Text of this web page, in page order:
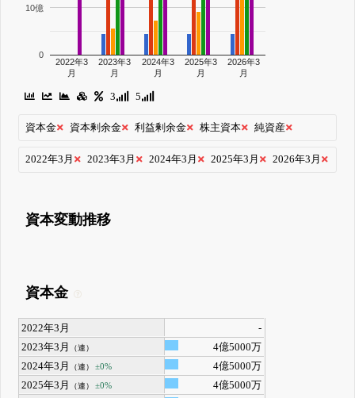
2022年3
月
2023年3
月
2024年3
月
2025年3
月
2026年3
月
0
10億
3 5
資本金 資本剰余金 利益剰余金 株主資本 純資産
2022年3月 2023年3月 2024年3月 2025年3月 2026年3月
資本変動推移
資本金
2022年3月
-
2023年3月
（連）
4億5000万
2024年3月
（連） ±0%
4億5000万
2025年3月
（連） ±0%
4億5000万